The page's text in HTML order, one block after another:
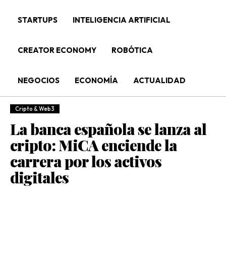
STARTUPS INTELIGENCIA ARTIFICIAL
CREATOR ECONOMY ROBÓTICA
NEGOCIOS ECONOMÍA ACTUALIDAD
Cripto & Web3
La banca española se lanza al
cripto: MiCA enciende la
carrera por los activos
digitales